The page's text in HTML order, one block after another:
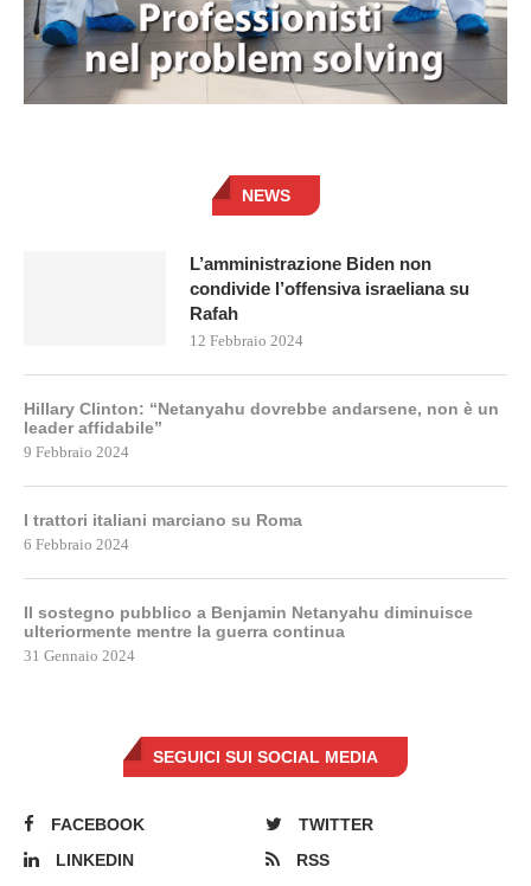
NEWS
L’amministrazione Biden non
condivide l’offensiva israeliana su
Rafah
12 Febbraio 2024
Hillary Clinton: “Netanyahu dovrebbe andarsene, non è un
leader affidabile”
9 Febbraio 2024
I trattori italiani marciano su Roma
6 Febbraio 2024
Il sostegno pubblico a Benjamin Netanyahu diminuisce
ulteriormente mentre la guerra continua
31 Gennaio 2024
SEGUICI SUI SOCIAL MEDIA
FACEBOOK
TWITTER
LINKEDIN
RSS